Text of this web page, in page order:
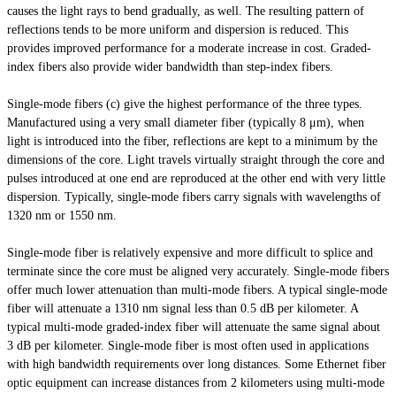
causes the light rays to bend gradually, as well. The resulting pattern of
reflections tends to be more uniform and dispersion is reduced. This
provides improved performance for a moderate increase in cost. Graded-
index fibers also provide wider bandwidth than step-index fibers.
Single-mode fibers (c) give the highest performance of the three types.
Manufactured using a very small diameter fiber (typically 8 μm), when
light is introduced into the fiber, reflections are kept to a minimum by the
dimensions of the core. Light travels virtually straight through the core and
pulses introduced at one end are reproduced at the other end with very little
dispersion. Typically, single-mode fibers carry signals with wavelengths of
1320 nm or 1550 nm.
Single-mode fiber is relatively expensive and more difficult to splice and
terminate since the core must be aligned very accurately. Single-mode fibers
offer much lower attenuation than multi-mode fibers. A typical single-mode
fiber will attenuate a 1310 nm signal less than 0.5 dB per kilometer. A
typical multi-mode graded-index fiber will attenuate the same signal about
3 dB per kilometer. Single-mode fiber is most often used in applications
with high bandwidth requirements over long distances. Some Ethernet fiber
optic equipment can increase distances from 2 kilometers using multi-mode